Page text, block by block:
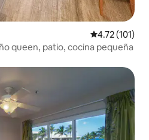
Calificación
4.72 (101)
queen, patio, cocina pequeña